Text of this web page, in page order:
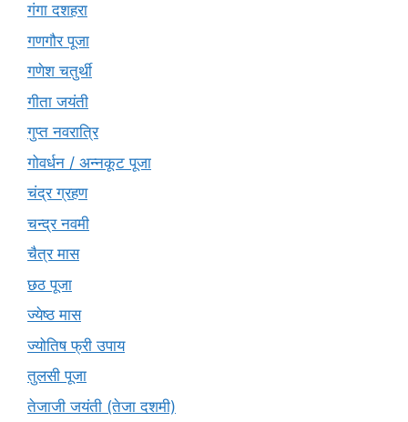
गंगा दशहरा
गणगौर पूजा
गणेश चतुर्थी
गीता जयंती
गुप्त नवरात्रि
गोवर्धन / अन्नकूट पूजा
चंद्र ग्रहण
चन्द्र नवमी
चैत्र मास
छठ पूजा
ज्येष्ठ मास
ज्योतिष फ्री उपाय
तुलसी पूजा
तेजाजी जयंती (तेजा दशमी)